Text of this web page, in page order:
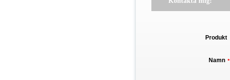
Produkt
Namn *